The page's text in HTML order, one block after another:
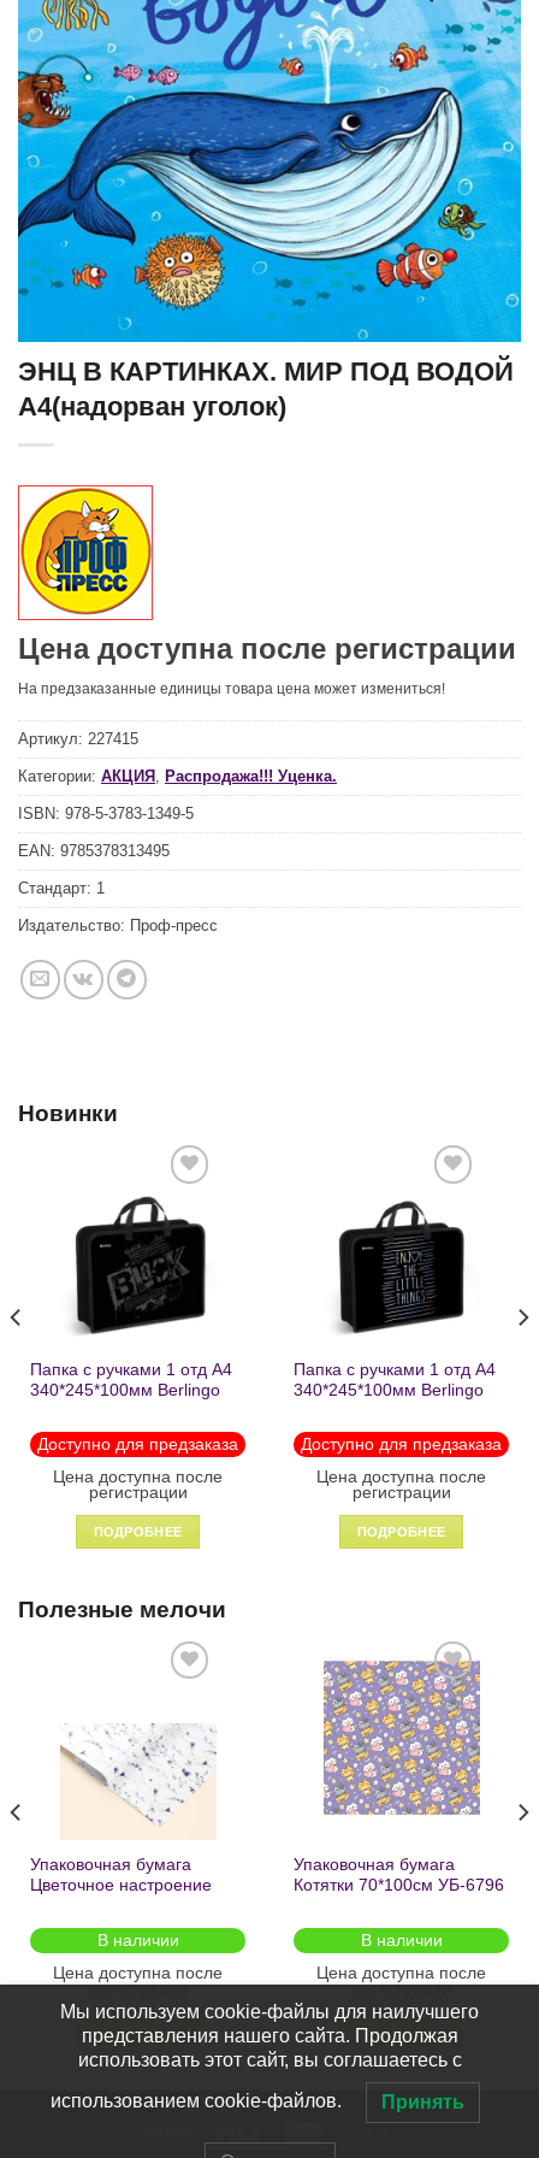
ЭНЦ В КАРТИНКАХ. МИР ПОД ВОДОЙ
А4(надорван уголок)
Цена доступна после регистрации
На предзаказанные единицы товара цена может измениться!
Артикул: 227415
Категории: АКЦИЯ Распродажа!!! Уценка.
ISBN: 978-5-3783-1349-5
EAN: 9785378313495
Стандарт: 1
Издательство: Проф-пресс
Новинки
Добавить
в список
желаний
Папка с ручками 1 отд А4
340*245*100мм Berlingo
молнии1246
Доступно для предзаказа
Цена доступна после
регистрации
ПОДРОБНЕЕ
Добавить
в список
желаний
Папка с ручками 1 отд А4
340*245*100мм Berlingo
пластик на молнии 1215
Доступно для предзаказа
Цена доступна после
регистрации
ПОДРОБНЕЕ
Полезные мелочи
желаний
Упаковочная бумага
Цветочное настроение
2шт/
В наличии
Цена доступна после
регистрации
Добавить
в список
желаний
Упаковочная бумага
Котятки 70*100см УБ-6796
В наличии
Цена доступна после
регистрации
ПОДРОБНЕЕ
Мы используем cookie-файлы для наилучшего
представления нашего сайта. Продолжая
использовать этот сайт, вы соглашаетесь с
использованием cookie-файлов. Принять